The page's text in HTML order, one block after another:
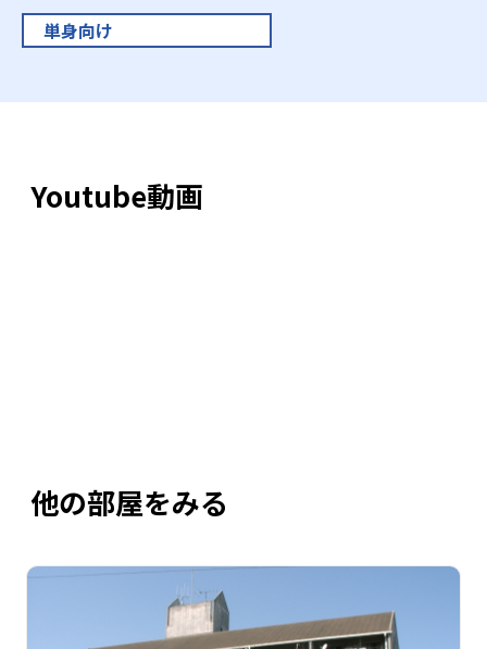
単身向け
Youtube動画
他の部屋をみる